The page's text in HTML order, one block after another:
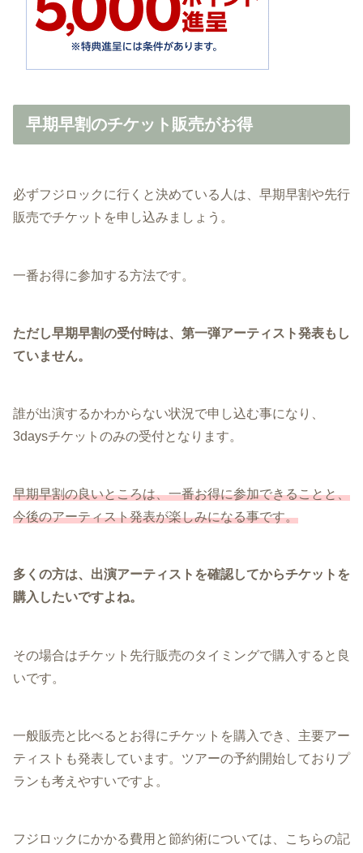
早期早割のチケット販売がお得
必ずフジロックに行くと決めている人は、早期早割や先行
販売でチケットを申し込みましょう。
一番お得に参加する方法です。
ただし早期早割の受付時は、第一弾アーティスト発表もし
ていません。
誰が出演するかわからない状況で申し込む事になり、
3daysチケットのみの受付となります。
早期早割の良いところは、一番お得に参加できることと、
今後のアーティスト発表が楽しみになる事です。
多くの方は、出演アーティストを確認してからチケットを
購入したいですよね。
その場合はチケット先行販売のタイミングで購入すると良
いです。
一般販売と比べるとお得にチケットを購入でき、主要アー
ティストも発表しています。ツアーの予約開始しておりプ
ランも考えやすいですよ。
フジロックにかかる費用と節約術については、こちらの記